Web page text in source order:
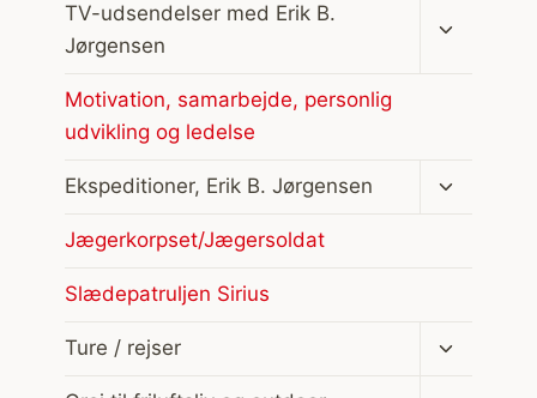
TV-udsendelser med Erik B.
Jørgensen
Motivation, samarbejde, personlig
udvikling og ledelse
Ekspeditioner, Erik B. Jørgensen
Skift
Jægerkorpset/Jægersoldat
Slædepatruljen Sirius
Ture / rejser
Skift